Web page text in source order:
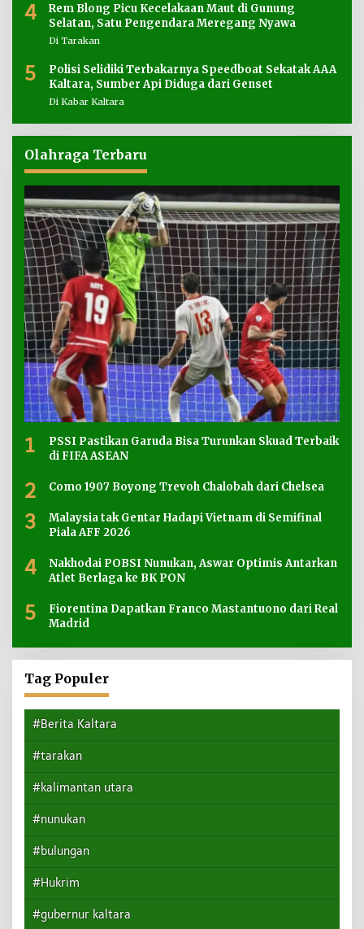
4
Rem Blong Picu Kecelakaan Maut di Gunung
Selatan, Satu Pengendara Meregang Nyawa
Di Tarakan
5
Polisi Selidiki Terbakarnya Speedboat Sekatak AAA
Kaltara, Sumber Api Diduga dari Genset
Di Kabar Kaltara
Olahraga Terbaru
1
PSSI Pastikan Garuda Bisa Turunkan Skuad Terbaik
di FIFA ASEAN
2 Como 1907 Boyong Trevoh Chalobah dari Chelsea
3
Malaysia tak Gentar Hadapi Vietnam di Semifinal
Piala AFF 2026
4
Nakhodai POBSI Nunukan, Aswar Optimis Antarkan
Atlet Berlaga ke BK PON
5
Fiorentina Dapatkan Franco Mastantuono dari Real
Madrid
Tag Populer
#Berita Kaltara
#tarakan
#kalimantan utara
#nunukan
#bulungan
#Hukrim
#gubernur kaltara